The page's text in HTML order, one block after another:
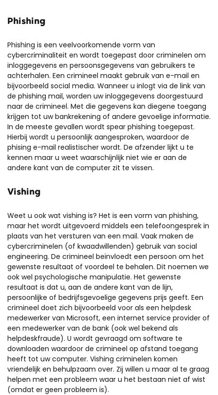
Phishing
Phishing is een veelvoorkomende vorm van
cybercriminaliteit en wordt toegepast door criminelen om
inloggegevens en persoonsgegevens van gebruikers te
achterhalen. Een crimineel maakt gebruik van e-mail en
bijvoorbeeld social media. Wanneer u inlogt via de link van
de phishing mail, worden uw inloggegevens doorgestuurd
naar de crimineel. Met die gegevens kan diegene toegang
krijgen tot uw bankrekening of andere gevoelige informatie.
In de meeste gevallen wordt spear phishing toegepast.
Hierbij wordt u persoonlijk aangesproken, waardoor de
phising e-mail realistischer wordt. De afzender lijkt u te
kennen maar u weet waarschijnlijk niet wie er aan de
andere kant van de computer zit te vissen.
Vishing
Weet u ook wat vishing is? Het is een vorm van phishing,
maar het wordt uitgevoerd middels een telefoongesprek in
plaats van het versturen van een mail. Vaak maken de
cybercriminelen (of kwaadwillenden) gebruik van social
engineering. De crimineel beïnvloedt een persoon om het
gewenste resultaat of voordeel te behalen. Dit noemen we
ook wel psychologische manipulatie. Het gewenste
resultaat is dat u, aan de andere kant van de lijn,
persoonlijke of bedrijfsgevoelige gegevens prijs geeft. Een
crimineel doet zich bijvoorbeeld voor als een helpdesk
medewerker van Microsoft, een internet service provider of
een medewerker van de bank (ook wel bekend als
helpdeskfraude). U wordt gevraagd om software te
downloaden waardoor de crimineel op afstand toegang
heeft tot uw computer. Vishing criminelen komen
vriendelijk en behulpzaam over. Zij willen u maar al te graag
helpen met een probleem waar u het bestaan niet af wist
(omdat er geen probleem is).